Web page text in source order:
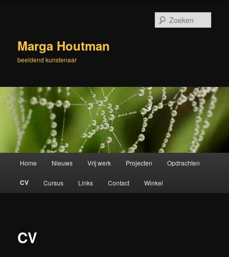
inhoudMarga Houtman
beeldend kunstenaar
Home Nieuws Vrij werk Projecten Opdrachten
CV Cursus Links Contact Winkel
CV